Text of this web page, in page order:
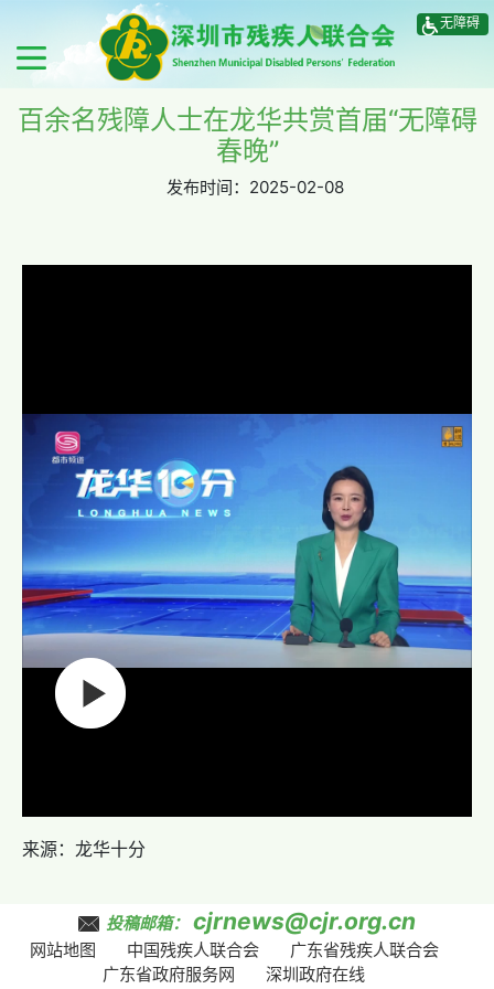
无障碍
百余名残障人士在龙华共赏首届“无障碍
春晚”
发布时间： 2025-02-08
来源： 龙华十分
投稿邮箱： cjrnews@cjr.org.cn
网站地图 中国残疾人联合会
广东省残疾人联合会
广东省政府服务网
深圳政府在线